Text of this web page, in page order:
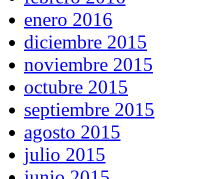
enero 2016
diciembre 2015
noviembre 2015
octubre 2015
septiembre 2015
agosto 2015
julio 2015